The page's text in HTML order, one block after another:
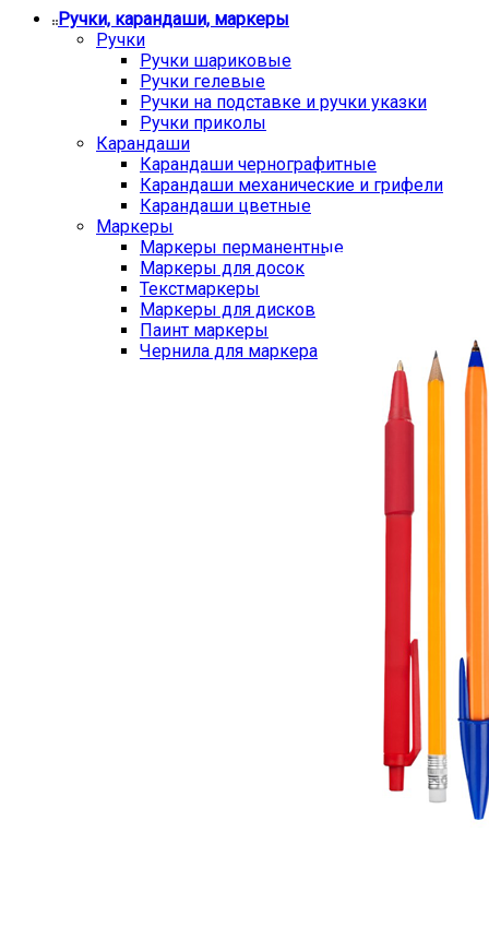
Ручки, карандаши, маркеры
Ручки
Ручки шариковые
Ручки гелевые
Ручки на подставке и ручки указки
Ручки приколы
Карандаши
Карандаши чернографитные
Карандаши механические и грифели
Карандаши цветные
Маркеры
Маркеры перманентные
Маркеры для досок
Текстмаркеры
Маркеры для дисков
Паинт маркеры
Чернила для маркера